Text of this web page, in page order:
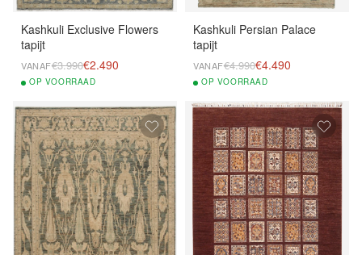
Kashkuli Exclusive Flowers
tapijt
VANAF€3.990€2.490
OP VOORRAAD
Kashkuli Persian Palace
tapijt
VANAF€4.990€4.490
OP VOORRAAD